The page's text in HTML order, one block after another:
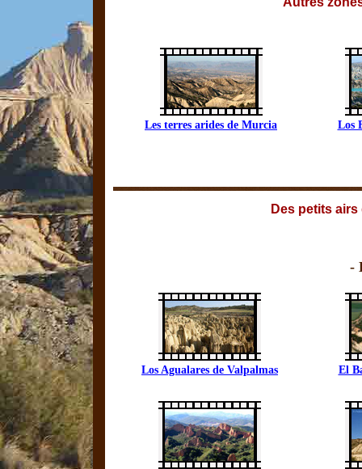
Les terres arides de Murcia Los
Des petits
-
Los Agualares de Valpalmas El